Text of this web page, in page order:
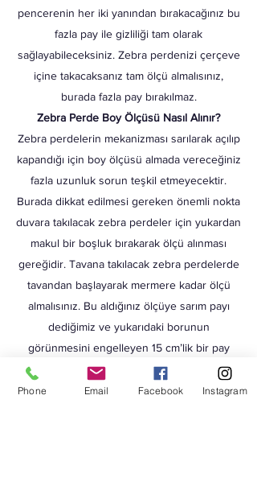
pencerenin her iki yanından bırakacağınız bu
fazla pay ile gizliliği tam olarak
sağlayabileceksiniz. Zebra perdenizi çerçeve
içine takacaksanız tam ölçü almalısınız,
burada fazla pay bırakılmaz.
Zebra Perde Boy Ölçüsü Nasıl Alınır?
Zebra perdelerin mekanizması sarılarak açılıp
kapandığı için boy ölçüsü almada vereceğiniz
fazla uzunluk sorun teşkil etmeyecektir.
Burada dikkat edilmesi gereken önemli nokta
duvara takılacak zebra perdeler için yukardan
makul bir boşluk bırakarak ölçü alınması
gereğidir. Tavana takılacak zebra perdelerde
tavandan başlayarak mermere kadar ölçü
almalısınız. Bu aldığınız ölçüye sarım payı
dediğimiz ve yukarıdaki borunun
görünmesini engelleyen 15 cm’lik bir pay
eklemeniz gerekir.
Fransız balkon tarzı yere kadar olan camlar
Phone Email Facebook Instagram